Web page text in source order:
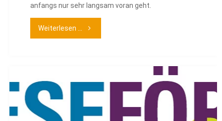
anfangs nur sehr langsam voran geht.
Weiterlesen ... "Antolin-
Klasse